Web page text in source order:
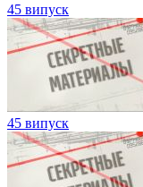
45 випуск
45 випуск